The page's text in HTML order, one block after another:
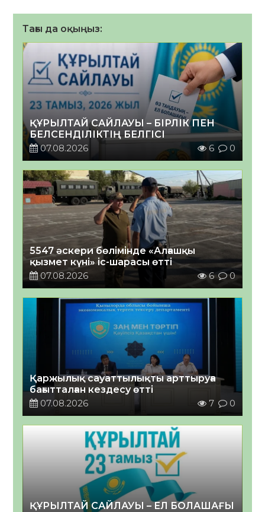
Тағы да оқыңыз:
ҚҰРЫЛТАЙ САЙЛАУЫ – БІРЛІК ПЕН
БЕЛСЕНДІЛІКТІҢ БЕЛГІСІ
07.08.2026
6 0
5547 әскери бөлімінде «Алғашқы
қызмет күні» іс-шарасы өтті
07.08.2026
6 0
Қаржылық сауаттылықты арттыруға
бағытталған кездесу өтті
07.08.2026
7 0
ҚҰРЫЛТАЙ САЙЛАУЫ – ЕЛ БОЛАШАҒЫ